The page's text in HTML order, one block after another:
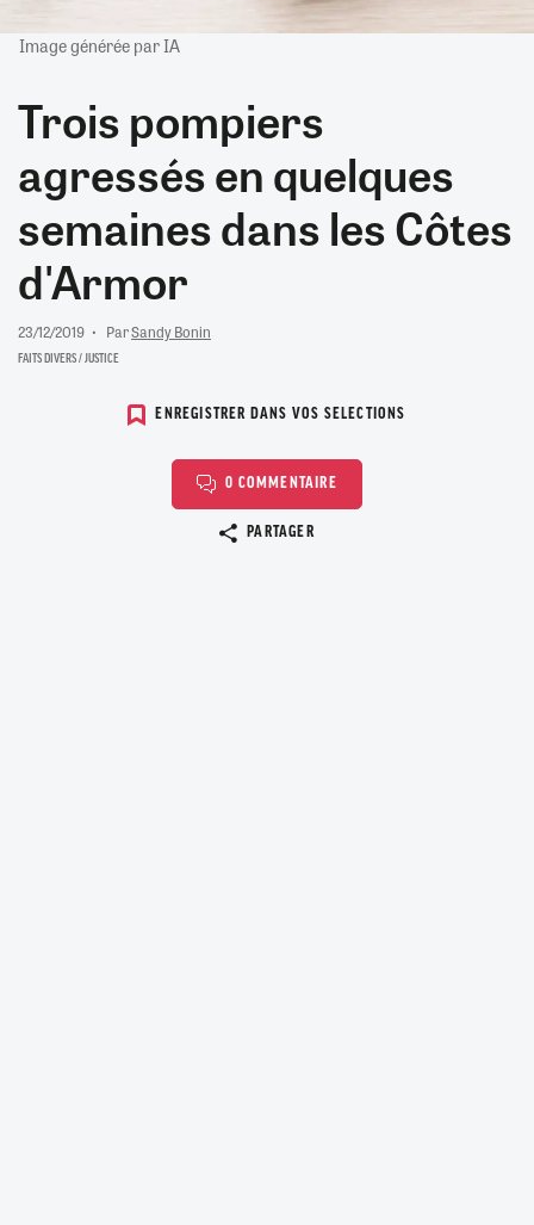
Image générée par IA
Trois pompiers
agressés en quelques
semaines dans les Côtes
d'Armor
23/12/2019 ParSandy Bonin
FAITS DIVERS / JUSTICE
ENREGISTRER DANS VOS SELECTIONS
0 COMMENTAIRE
PARTAGER